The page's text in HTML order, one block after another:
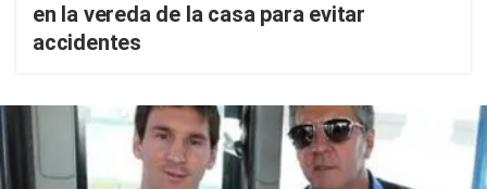
en la vereda de la casa para evitar
accidentes